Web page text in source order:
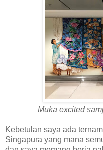
Muka excited
Kebetulan saya ada
Singapura yang mana